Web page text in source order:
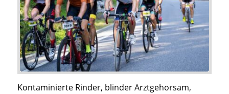
Kontaminierte Rinder, blinder Arztgehorsam,